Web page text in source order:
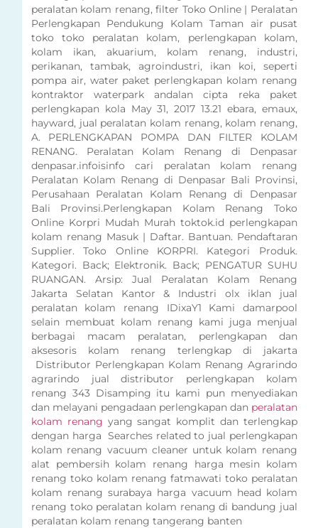
peralatan kolam renang, filter Toko Online | Peralatan
Perlengkapan Pendukung Kolam Taman air pusat
toko toko peralatan kolam, perlengkapan kolam,
kolam ikan, akuarium, kolam renang, industri,
perikanan, tambak, agroindustri, ikan koi, seperti
pompa air, water paket perlengkapan kolam renang
kontraktor waterpark andalan cipta reka paket
perlengkapan kola May 31, 2017 13.21 ebara, emaux,
hayward, jual peralatan kolam renang, kolam renang,
A. PERLENGKAPAN POMPA DAN FILTER KOLAM
RENANG. Peralatan Kolam Renang di Denpasar
denpasar.infoisinfo cari peralatan kolam renang
Peralatan Kolam Renang di Denpasar Bali Provinsi,
Perusahaan Peralatan Kolam Renang di Denpasar
Bali Provinsi.Perlengkapan Kolam Renang Toko
Online Korpri Mudah Murah toktok.id perlengkapan
kolam renang Masuk | Daftar. Bantuan. Pendaftaran
Supplier. Toko Online KORPRI. Kategori Produk.
Kategori. Back; Elektronik. Back; PENGATUR SUHU
RUANGAN. Arsip: Jual Peralatan Kolam Renang
Jakarta Selatan Kantor & Industri olx iklan jual
peralatan kolam renang IDixaY1 Kami damarpool
selain membuat kolam renang kami juga menjual
berbagai macam peralatan, perlengkapan dan
aksesoris kolam renang terlengkap di jakarta
Distributor Perlengkapan Kolam Renang Agrarindo
agrarindo jual distributor perlengkapan kolam
renang 343 Disamping itu kami pun menyediakan
dan melayani pengadaan perlengkapan dan peralatan
kolam renang yang sangat komplit dan terlengkap
dengan harga Searches related to jual perlengkapan
kolam renang vacuum cleaner untuk kolam renang
alat pembersih kolam renang harga mesin kolam
renang toko kolam renang fatmawati toko peralatan
kolam renang surabaya harga vacuum head kolam
renang toko peralatan kolam renang di bandung jual
peralatan kolam renang tangerang banten